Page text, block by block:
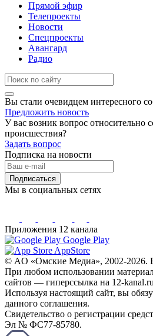
Прямой эфир
Телепроекты
Новости
Спецпроекты
Авангард
Радио
Вы стали очевидцем интересного
Предложить новость
У вас возник вопрос относительно
происшествия?
Задать вопрос
Подписка на новости
Подписаться
Мы в социальных сетях
Приложения 12 канала
Google Play
AppStore
© AO «Омские Медиа», 2002-2026.
При любом использовании
сайтов — гиперссылка на 12-
Используя настоящий сайт, вы
данного соглашения.
Свидетельство о регистрации
Эл № ФС77-85780.